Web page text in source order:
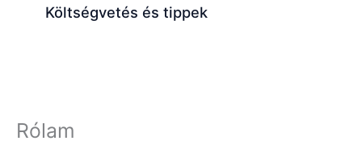
Költségvetés és tippek
Rólam